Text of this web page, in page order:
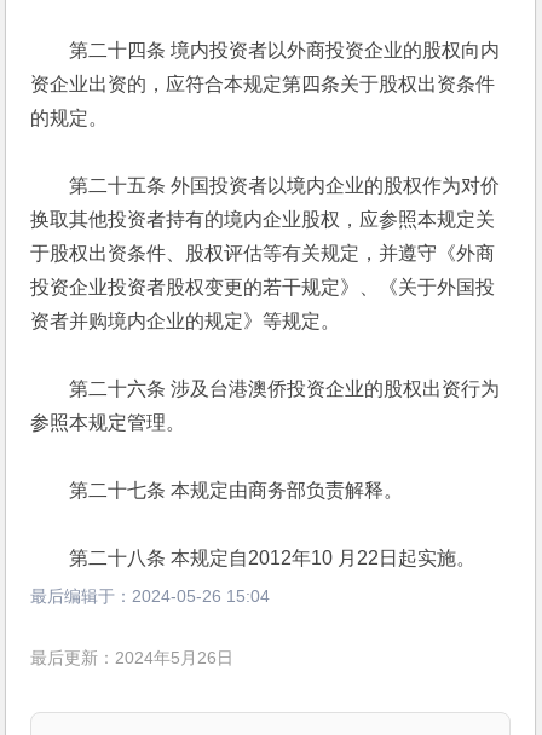
第二十四条 境内投资者以外商投资企业的股权向内
资企业出资的，应符合本规定第四条关于股权出资条件
的规定。
第二十五条 外国投资者以境内企业的股权作为对价
换取其他投资者持有的境内企业股权，应参照本规定关
于股权出资条件、股权评估等有关规定，并遵守《外商
投资企业投资者股权变更的若干规定》、《关于外国投
资者并购境内企业的规定》等规定。
第二十六条 涉及台港澳侨投资企业的股权出资行为
参照本规定管理。
第二十七条 本规定由商务部负责解释。
第二十八条 本规定自2012年10 月22日起实施。
最后编辑于： 2024-05-26 15:04
最后更新：2024年5月26日